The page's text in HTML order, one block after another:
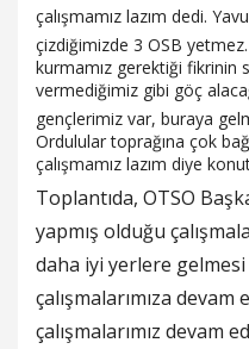
çalışmamız lazım dedi.
çizdiğimizde 3 OSB yetmez.
kurmamız gerektiği fikrinin
vermediğimiz gibi göç
gençlerimiz var, buraya
Ordulular toprağına çok
çalışmamız lazım diye
Toplantıda, OTSO
yapmış olduğu
daha iyi yerlere
çalışmalarımıza devam
çalışmalarımız devam